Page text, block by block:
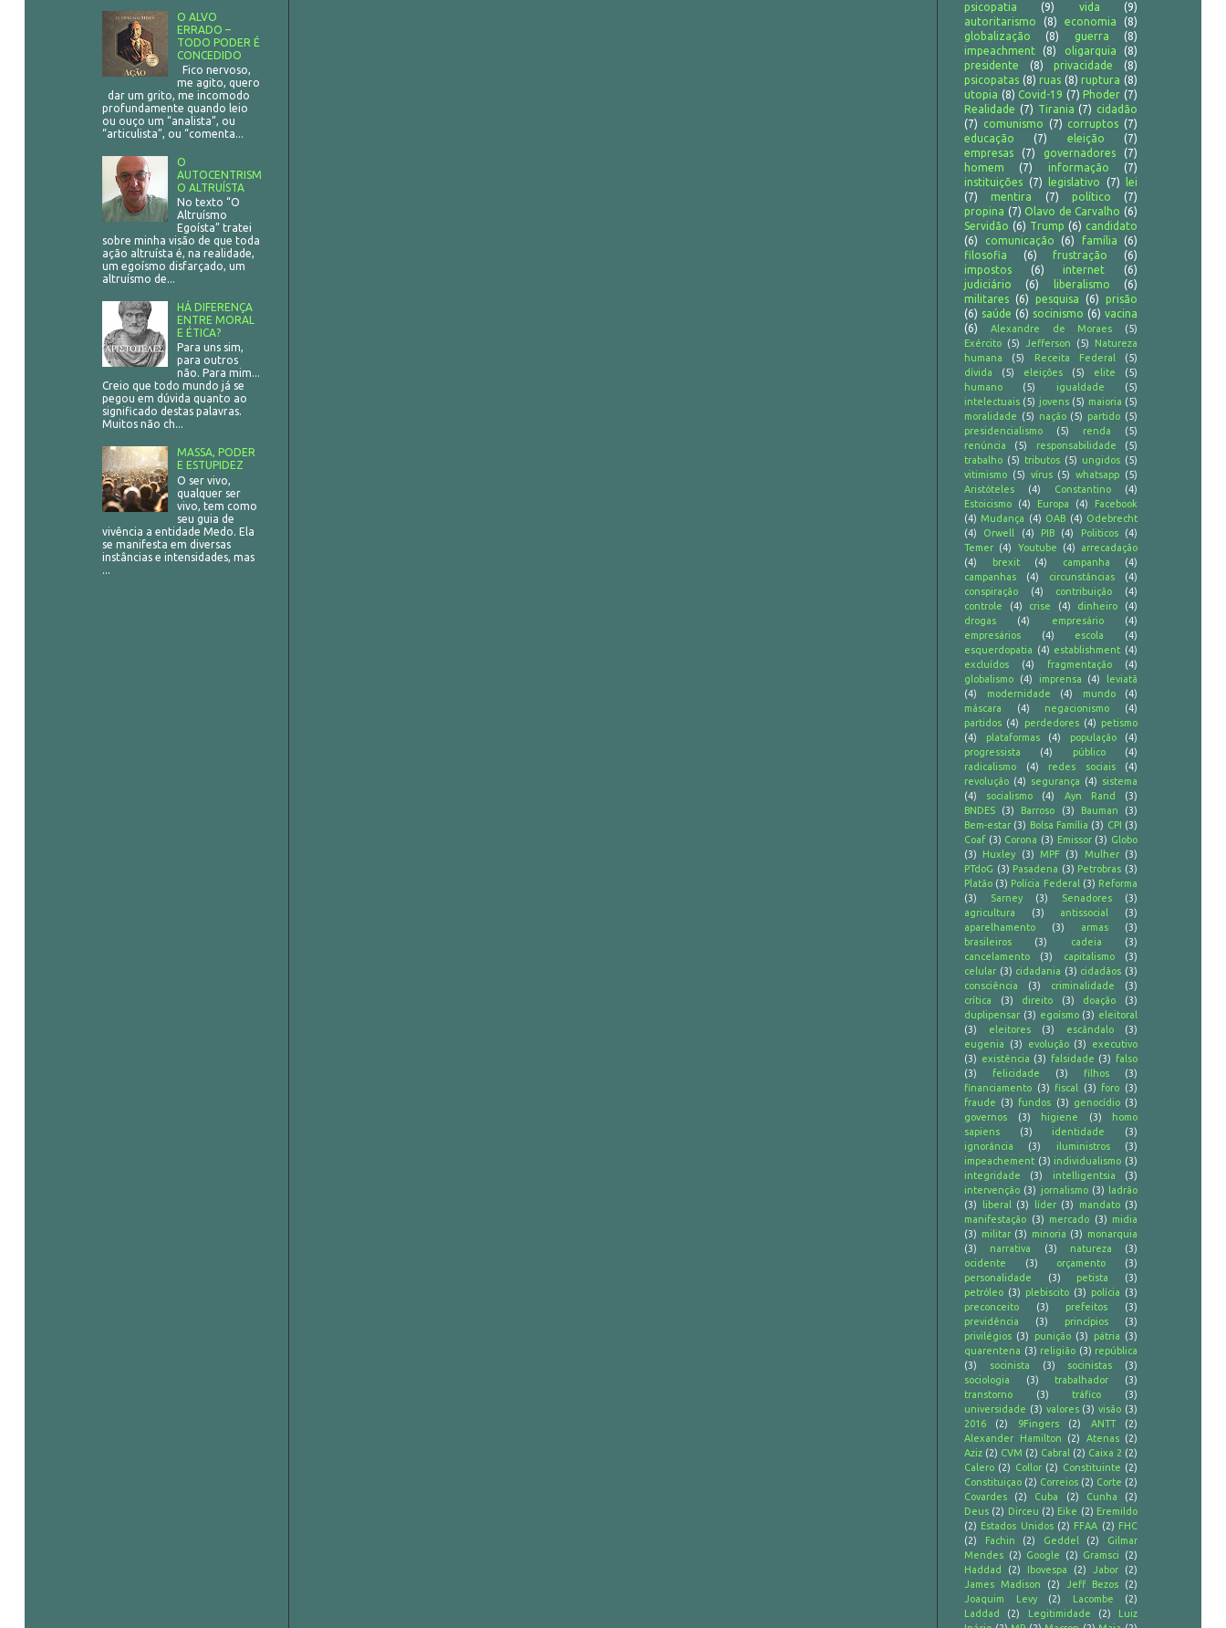
O ALVO
ERRADO –
TODO PODER É
CONCEDIDO
Fico nervoso,
me agito, quero
dar um grito, me incomodo
profundamente quando leio
ou ouço um “analista”, ou
“articulista”, ou “comenta...
O
AUTOCENTRISM
O ALTRUÍSTA
No texto “O
Altruísmo
Egoísta” tratei
sobre minha visão de que toda
ação altruísta é, na realidade,
um egoísmo disfarçado, um
altruísmo de...
HÁ DIFERENÇA
ENTRE MORAL
E ÉTICA?
Para uns sim,
para outros
não. Para mim...
Creio que todo mundo já se
pegou em dúvida quanto ao
significado destas palavras.
Muitos não ch...
MASSA, PODER
E ESTUPIDEZ
O ser vivo,
qualquer ser
vivo, tem como
seu guia de
vivência a entidade Medo. Ela
se manifesta em diversas
instâncias e intensidades, mas
psicopatia
(9) vida
(9)
autoritarismo
(8) economia
(8)
globalização
(8) guerra
(8)
impeachment
(8) oligarquia
(8)
presidente
(8) privacidade
(8)
psicopatas (8) ruas (8) ruptura (8)
utopia (8) Covid-19 (7) Phoder (7)
Realidade (7) Tirania (7) cidadão
(7)
comunismo (7) corruptos (7)
educação
(7) eleição
(7)
empresas
(7) governadores
(7)
homem
(7) informação
(7)
instituições (7) legislativo (7)
lei
(7)
mentira (7) político
(7)
propina (7) Olavo de Carvalho (6)
Servidão (6) Trump (6) candidato
(6)
comunicação (6) família
(6)
filosofia
(6) frustração
(6)
impostos
(6) internet
(6)
judiciário
(6) liberalismo
(6)
militares (6) pesquisa (6)
prisão
(6) saúde (6) socinismo (6) vacina
(6)
Alexandre de Moraes
(5)
Exército (5) Jefferson (5)
Natureza
humana
(5) Receita Federal
(5)
dívida
(5) eleições (5) elite
(5)
humano
(5) igualdade
(5)
intelectuais (5) jovens (5) maioria (5)
moralidade (5) nação (5) partido (5)
presidencialismo
(5) renda
(5)
renúncia
(5) responsabilidade
(5)
trabalho (5) tributos (5) ungidos (5)
vitimismo (5) vírus (5) whatsapp (5)
Aristóteles
(4) Constantino
(4)
Estoicismo
(4) Europa (4)
Facebook
(4) Mudança (4) OAB (4) Odebrecht
(4)
Orwell (4) PIB (4) Politicos
(4)
Temer (4) Youtube (4)
arrecadação
(4)
brexit (4) campanha
(4)
campanhas
(4) circunstâncias
(4)
conspiração
(4) contribuição
(4)
controle
(4) crise (4) dinheiro
(4)
drogas
(4) empresário
(4)
empresários
(4) escola
(4)
esquerdopatia (4) establishment (4)
excluídos
(4) fragmentação
(4)
globalismo
(4) imprensa (4)
leviatã
(4)
modernidade (4) mundo
(4)
máscara
(4) negacionismo
(4)
partidos (4) perdedores (4) petismo
(4)
plataformas (4) população
(4)
progressista
(4) público
(4)
radicalismo
(4) redes sociais
(4)
revolução (4) segurança (4) sistema
(4)
socialismo (4) Ayn Rand
(3)
BNDES
(3) Barroso (3) Bauman
(3)
Bem-estar (3) Bolsa Família (3) CPI (3)
Coaf (3) Corona (3) Emissor (3) Globo
(3)
Huxley (3) MPF (3) Mulher
(3)
PTdoG (3) Pasadena (3) Petrobras (3)
Platão (3) Polícia Federal (3) Reforma
(3)
Sarney (3) Senadores
(3)
agricultura
(3) antissocial
(3)
aparelhamento
(3) armas
(3)
brasileiros
(3) cadeia
(3)
cancelamento
(3) capitalismo
(3)
celular (3) cidadania (3) cidadãos (3)
consciência
(3) criminalidade
(3)
crítica
(3) direito (3) doação
(3)
duplipensar (3) egoísmo (3) eleitoral
(3)
eleitores (3) escândalo
(3)
eugenia
(3) evolução (3)
executivo
(3) existência (3) falsidade (3)
falso
(3)
felicidade (3) filhos
(3)
financiamento (3) fiscal (3) foro (3)
fraude (3) fundos (3) genocídio (3)
governos
(3) higiene (3)
homo
sapiens
(3) identidade
(3)
ignorância
(3) iluministros
(3)
impeachement (3) individualismo (3)
integridade
(3) intelligentsia
(3)
intervenção (3) jornalismo (3)
ladrão
(3)
liberal (3) líder (3) mandato (3)
manifestação (3) mercado (3) midia
(3) militar (3) minoria (3) monarquia
(3)
narrativa (3) natureza
(3)
ocidente
(3) orçamento
(3)
personalidade
(3) petista
(3)
petróleo (3) plebiscito (3) polícia (3)
preconceito
(3) prefeitos
(3)
previdência
(3) princípios
(3)
privilégios (3) punição (3) pátria (3)
quarentena (3) religião (3) república
(3)
socinista (3) socinistas
(3)
sociologia
(3) trabalhador
(3)
transtorno
(3) tráfico
(3)
universidade (3) valores (3) visão (3)
2016
(2) 9Fingers (2) ANTT
(2)
Alexander Hamilton
(2) Atenas
(2)
Aziz (2) CVM (2) Cabral (2) Caixa 2 (2)
Calero (2) Collor (2) Constituinte (2)
Constituiçao (2) Correios (2) Corte (2)
Covardes
(2) Cuba (2) Cunha
(2)
Deus (2) Dirceu (2) Eike (2) Eremildo
(2) Estados Unidos (2) FFAA (2) FHC
(2)
Fachin (2) Geddel (2)
Gilmar
Mendes (2) Google (2) Gramsci
(2)
Haddad
(2) Ibovespa (2) Jabor
(2)
James Madison
(2) Jeff Bezos
(2)
Joaquim Levy
(2) Lacombe
(2)
Laddad
(2) Legitimidade (2)
Luiz